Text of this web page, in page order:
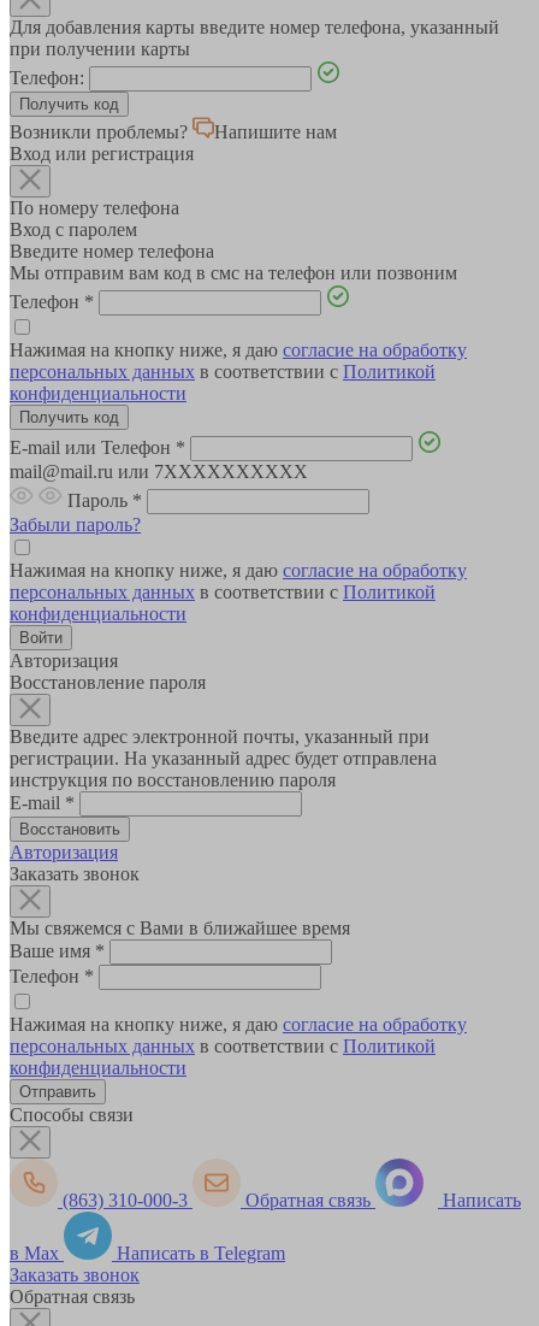
Для добавления карты введите номер телефона, указанный
при получении карты
Телефон:
Возникли проблемы?
Напишите нам
Вход или регистрация
По номеру телефона
Вход с паролем
Введите номер телефона
Мы отправим вам код в смс на телефон или позвоним
Телефон *
Нажимая на кнопку ниже, я даю согласие на обработку
персональных данных в соответствии с Политикой
конфиденциальности
E-mail или Телефон *
mail@mail.ru или 7XXXXXXXXXX
Пароль *
Забыли пароль?
Нажимая на кнопку ниже, я даю согласие на обработку
персональных данных в соответствии с Политикой
конфиденциальности
Авторизация
Восстановление пароля
Введите адрес электронной почты, указанный при
регистрации. На указанный адрес будет отправлена
инструкция по восстановлению пароля
E-mail *
Авторизация
Заказать звонок
Мы свяжемся с Вами в ближайшее время
Ваше имя *
Телефон *
Нажимая на кнопку ниже, я даю согласие на обработку
персональных данных в соответствии с Политикой
конфиденциальности
Способы связи
(863) 310-000-3 Обратная связь Написать
в Max
Написать в Telegram
Заказать звонок
Обратная связь